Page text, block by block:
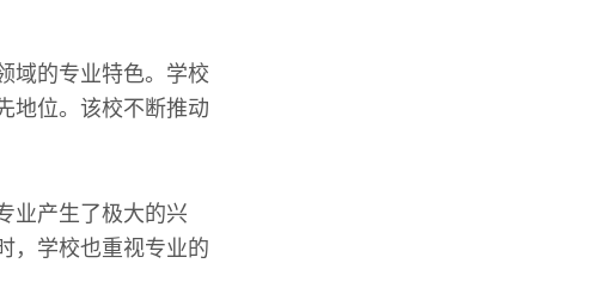
域的专业特色。学校
地位。该校不断推动
业产生了极大的兴
，学校也重视专业的